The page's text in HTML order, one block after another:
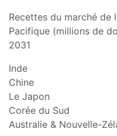
Recettes du marché de
Pacifique (millions de
2031
Inde
Chine
Le Japon
Corée du Sud
Australie & Nouvelle-